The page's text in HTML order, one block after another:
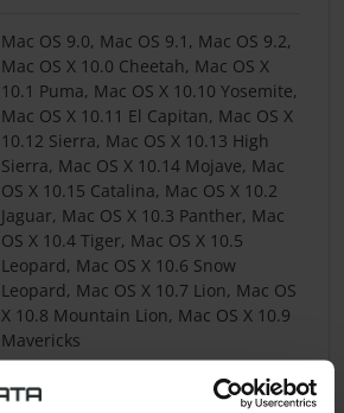
Mac OS 9.0, Mac OS 9.1, Mac OS 9.2,
Mac OS X 10.0 Cheetah, Mac OS X
10.1 Puma, Mac OS X 10.10 Yosemite,
Mac OS X 10.11 El Capitan, Mac OS X
10.12 Sierra, Mac OS X 10.13 High
Sierra, Mac OS X 10.14 Mojave, Mac
OS X 10.15 Catalina, Mac OS X 10.2
Jaguar, Mac OS X 10.3 Panther, Mac
OS X 10.4 Tiger, Mac OS X 10.5
Leopard, Mac OS X 10.6 Snow
Leopard, Mac OS X 10.7 Lion, Mac OS
X 10.8 Mountain Lion, Mac OS X 10.9
Mavericks